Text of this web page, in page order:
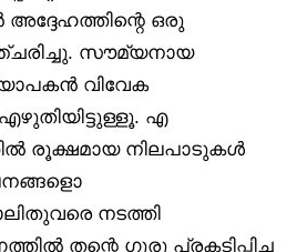
ഒരു
സൗമ്യനായ
വിവേക
എഴുതിയിട്ടുള്ളൂ. എ
രൂക്ഷമായ നിലപാടുകൾ
നടത്തി
തന്റെ ഗുരു പ്രകടിപ്പിച്ച